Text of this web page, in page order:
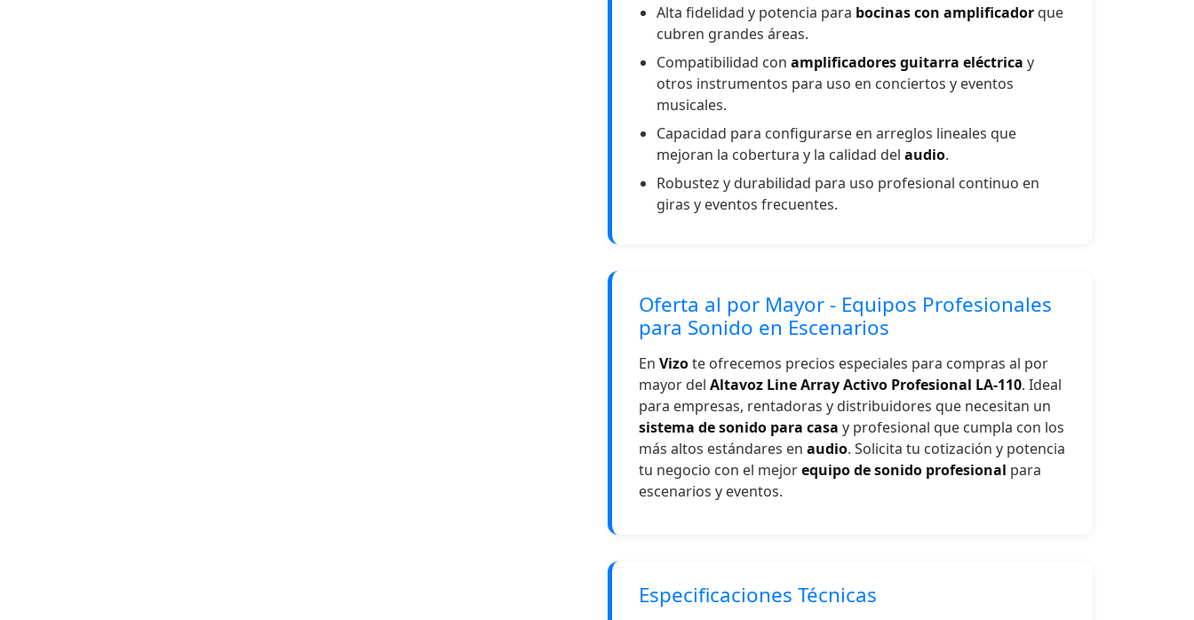
Alta fidelidad y potencia para bocinas con amplificador que
cubren grandes áreas.
Compatibilidad con amplificadores guitarra eléctrica y
otros instrumentos para uso en conciertos y eventos
musicales.
Capacidad para configurarse en arreglos lineales que
mejoran la cobertura y la calidad del audio.
Robustez y durabilidad para uso profesional continuo en
giras y eventos frecuentes.
Oferta al por Mayor - Equipos Profesionales
para Sonido en Escenarios
En Vizote ofrecemos precios especiales para compras al por
mayor del Altavoz Line Array Activo Profesional LA-110. Ideal
para empresas, rentadoras y distribuidores que necesitan un
sistema de sonido para casa y profesional que cumpla con los
más altos estándares en audio. Solicita tu cotización y potencia
tu negocio con el mejorequipo de sonido profesional para
escenarios y eventos.
Especificaciones Técnicas